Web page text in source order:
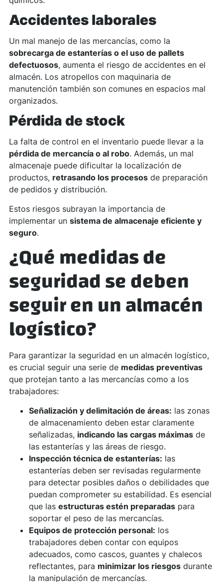
Accidentes laborales
Un mal manejo de las mercancías, como la
sobrecarga de estanterías o el uso de pallets
defectuosos, aumenta el riesgo de accidentes en el
almacén. Los atropellos con maquinaria de
manutención también son comunes en espacios mal
organizados.
Pérdida de stock
La falta de control en el inventario puede llevar a la
pérdida de mercancía o al robo. Además, un mal
almacenaje puede dificultar la localización de
productos, retrasando los procesosde preparación
de pedidos y distribución.
Estos riesgos subrayan la importancia de
implementar un sistema de almacenaje eficiente y
seguro.
¿Qué medidas de
seguridad se deben
seguir en un almacén
logístico?
Para garantizar la seguridad en un almacén logístico,
es crucial seguir una serie de medidas preventivas
que protejan tanto a las mercancías como a los
trabajadores:
Señalización y delimitación de áreas: las zonas
de almacenamiento deben estar claramente
señalizadas, indicando las cargas máximasde
las estanterías y las áreas de riesgo.
Inspección técnica de estanterías: las
estanterías deben ser revisadas regularmente
para detectar posibles daños o debilidades que
puedan comprometer su estabilidad. Es esencial
que las estructuras estén preparadaspara
soportar el peso de las mercancías.
Equipos de protección personal: los
trabajadores deben contar con equipos
adecuados, como cascos, guantes y chalecos
reflectantes, para minimizar los riesgosdurante
la manipulación de mercancías.